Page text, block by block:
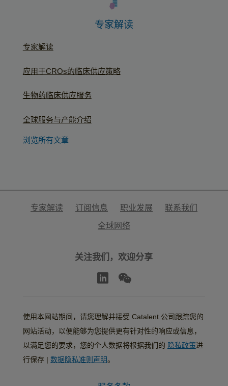
专家解读
专家解读
应用于CROs的临床供应策略
生物药临床供应服务
全球服务与产能介绍
浏览所有文章
专家解读 订阅信息 职业发展 联系我们
全球网络
关注我们，欢迎分享
使用本网站期间，请您理解并接受 Catalent 公司跟踪您的
网站活动，以便能够为您提供更有针对性的响应或信息，
以满足您的要求，您的个人数据将根据我们的 隐私政策进
行保存 | 数据隐私准则声明。